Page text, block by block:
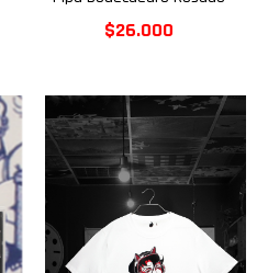
$26.000